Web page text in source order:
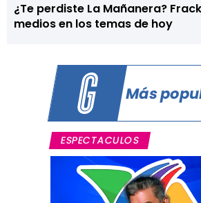
¿Te perdiste La Mañanera?
medios en los temas de hoy
Más
ESPECTACULOS